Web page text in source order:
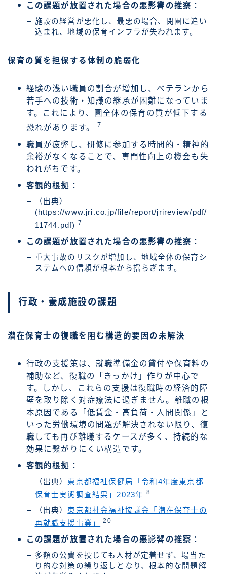
この課題が放置された場合の悪影響の推察：
施設の経営が悪化し、最悪の場合、閉園に追い
込まれ、地域の保育インフラが失われます。
保育の質を担保する体制の脆弱化
経験の浅い職員の割合が増加し、ベテランから
若手への技術・知識の継承が困難になっていま
す。これにより、園全体の保育の質が低下する
恐れがあります。 7
職員が疲弊し、研修に参加する時間的・精神的
余裕がなくなることで、専門性向上の機会も失
われがちです。
客観的根拠：
（出典）
(https://www.jri.co.jp/file/report/jrireview/pdf/
11744.pdf) 7
この課題が放置された場合の悪影響の推察：
重大事故のリスクが増加し、地域全体の保育シ
ステムへの信頼が根本から揺らぎます。
行政・養成施設の課題
潜在保育士の復職を阻む構造的要因の未解決
行政の支援策は、就職準備金の貸付や保育料の
補助など、復職の「きっかけ」作りが中心で
す。しかし、これらの支援は復職時の経済的障
壁を取り除く対症療法に過ぎません。離職の根
本原因である「低賃金・高負荷・人間関係」と
いった労働環境の問題が解決されない限り、復
職しても再び離職するケースが多く、持続的な
効果に繋がりにくい構造です。
客観的根拠：
（出典） 東京都福祉保健局「令和4年度東京都
保育士実態調査結果」2023年 8
（出典） 東京都社会福祉協議会「潜在保育士の
再就職支援事業」
20
この課題が放置された場合の悪影響の推察：
多額の公費を投じても人材が定着せず、場当た
り的な対策の繰り返しとなり、根本的な問題解